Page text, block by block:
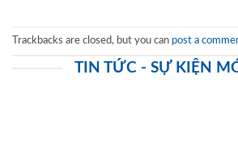
Trackbacks are closed, but you can post a
TIN TỨC - SỰ KIỆN